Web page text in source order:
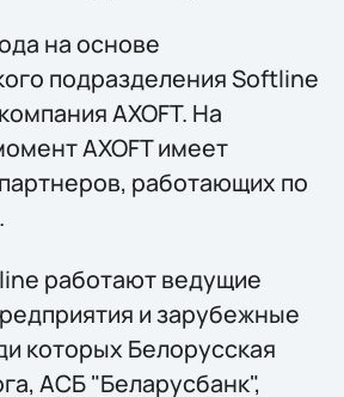
на основе
подразделения Softline
AXOFT. На
AXOFT имеет
работающих по
работают ведущие
и зарубежные
которых Белорусская
АСБ "Беларусбанк",